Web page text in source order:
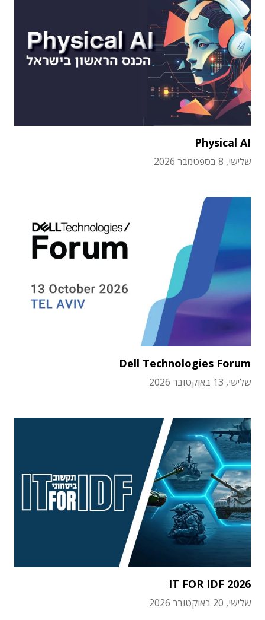
Physical AI
שלישי, 8 בספטמבר 2026
Dell Technologies Forum
שלישי, 13 באוקטובר 2026
IT FOR IDF 2026
שלישי, 20 באוקטובר 2026